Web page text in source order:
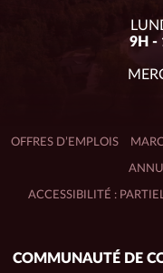
9H -
OFFRES D’EMPLOIS
ACCESSIBILITÉ :
Adresse
COMMUNAUTÉ DE